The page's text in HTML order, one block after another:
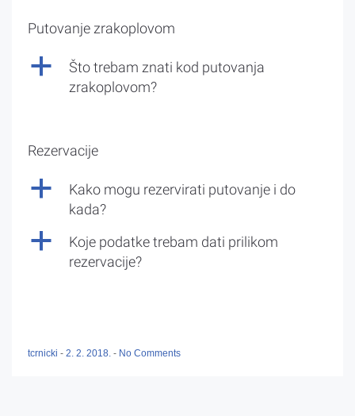
Putovanje zrakoplovom
a
Što trebam znati kod putovanja
zrakoplovom?
Rezervacije
a
Kako mogu rezervirati putovanje i do
kada?
a
Koje podatke trebam dati prilikom
rezervacije?
tcrnicki - 2. 2. 2018. - No Comments